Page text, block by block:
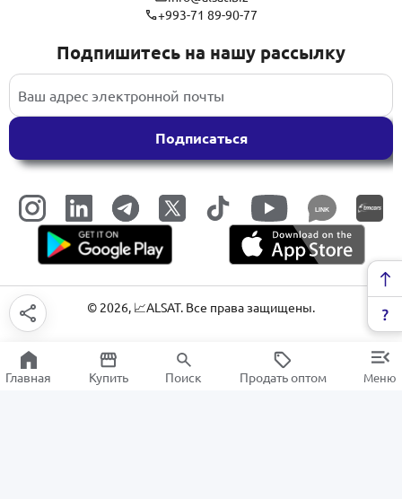
+993-71 89-90-77
Подпишитесь на нашу рассылку
Подписаться
LINK
© 2026, 📈ALSAT. Все права защищены.
Главная Купить Поиск Продать оптом Меню